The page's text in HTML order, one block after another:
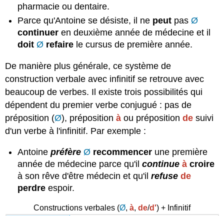
pharmacie ou dentaire.
Parce qu'Antoine se désiste, il ne peut pasØ
continuer en deuxième année de médecine et il
doit Ø refaire le cursus de première année.
De manière plus générale, ce système de
construction verbale avec infinitif se retrouve avec
beaucoup de verbes. Il existe trois possibilités qui
dépendent du premier verbe conjugué : pas de
préposition (Ø), prépositionà ou prépositionde suivi
d'un verbe à l'infinitif. Par exemple :
Antoinepréfère Ø recommencer une première
année de médecine parce qu'ilcontinue à croire
à son rêve d'être médecin et qu'ilrefusede
perdre espoir.
Constructions verbales (Ø, à, de/d') + Infinitif